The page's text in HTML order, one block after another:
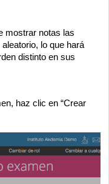
mostrar notas las
lo que hará
distinto en sus
haz clic en “Crear